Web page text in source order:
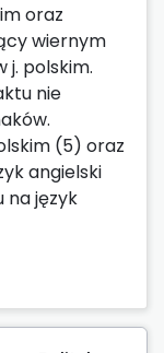
oraz
wiernym
j. polskim.
nie
(5) oraz
angielski
na język